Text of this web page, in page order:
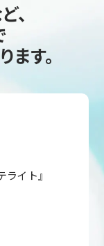
、
す。
イ ト』